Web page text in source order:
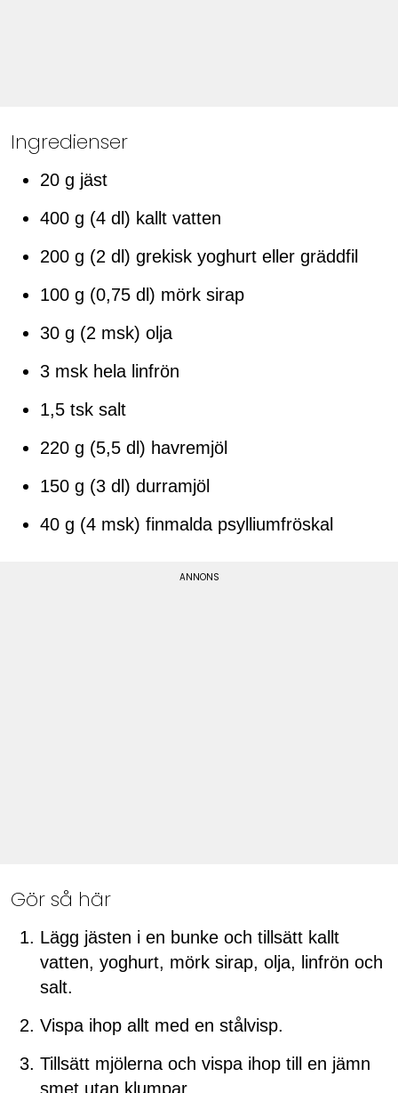
Ingredienser
20 g jäst
400 g (4 dl) kallt vatten
200 g (2 dl) grekisk yoghurt eller gräddfil
100 g (0,75 dl) mörk sirap
30 g (2 msk) olja
3 msk hela linfrön
1,5 tsk salt
220 g (5,5 dl) havremjöl
150 g (3 dl) durramjöl
40 g (4 msk) finmalda psylliumfröskal
Gör så här
Lägg jästen i en bunke och tillsätt kallt
vatten, yoghurt, mörk sirap, olja, linfrön och
salt.
Vispa ihop allt med en stålvisp.
Tillsätt mjölerna och vispa ihop till en jämn
smet utan klumpar.